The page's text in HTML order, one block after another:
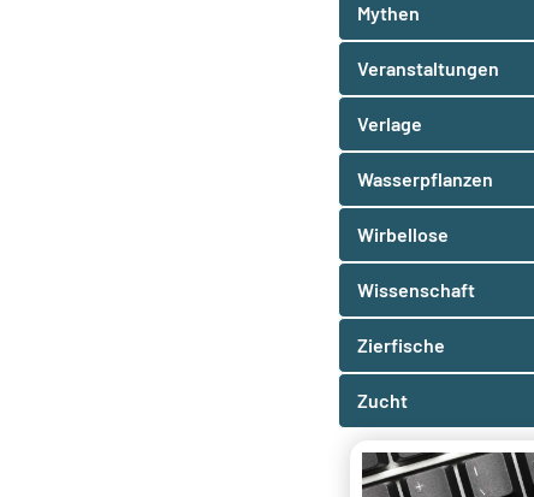
Mythen
Veranstaltungen
Verlage
Wasserpflanzen
Wirbellose
Wissenschaft
Zierfische
Zucht